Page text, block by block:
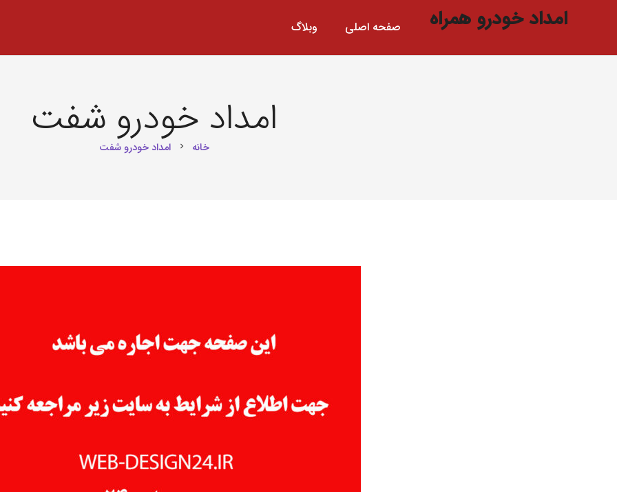
امداد خودرو همراه صفحه اصلی وبلاگ
امداد خودرو شفت
خانه chevron_right امداد خودرو شفت